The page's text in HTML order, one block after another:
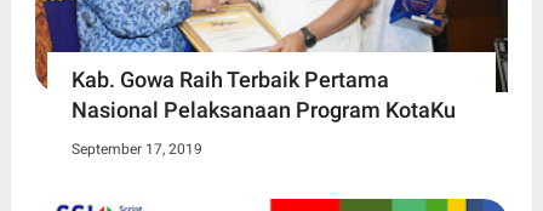
Kab. Gowa Raih Terbaik Pertama
Nasional Pelaksanaan Program KotaKu
September 17, 2019